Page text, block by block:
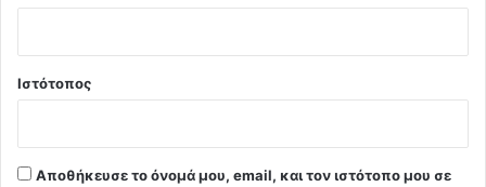
Ιστότοπος
Αποθήκευσε το όνομά μου, email, και τον ιστότοπο μου σε